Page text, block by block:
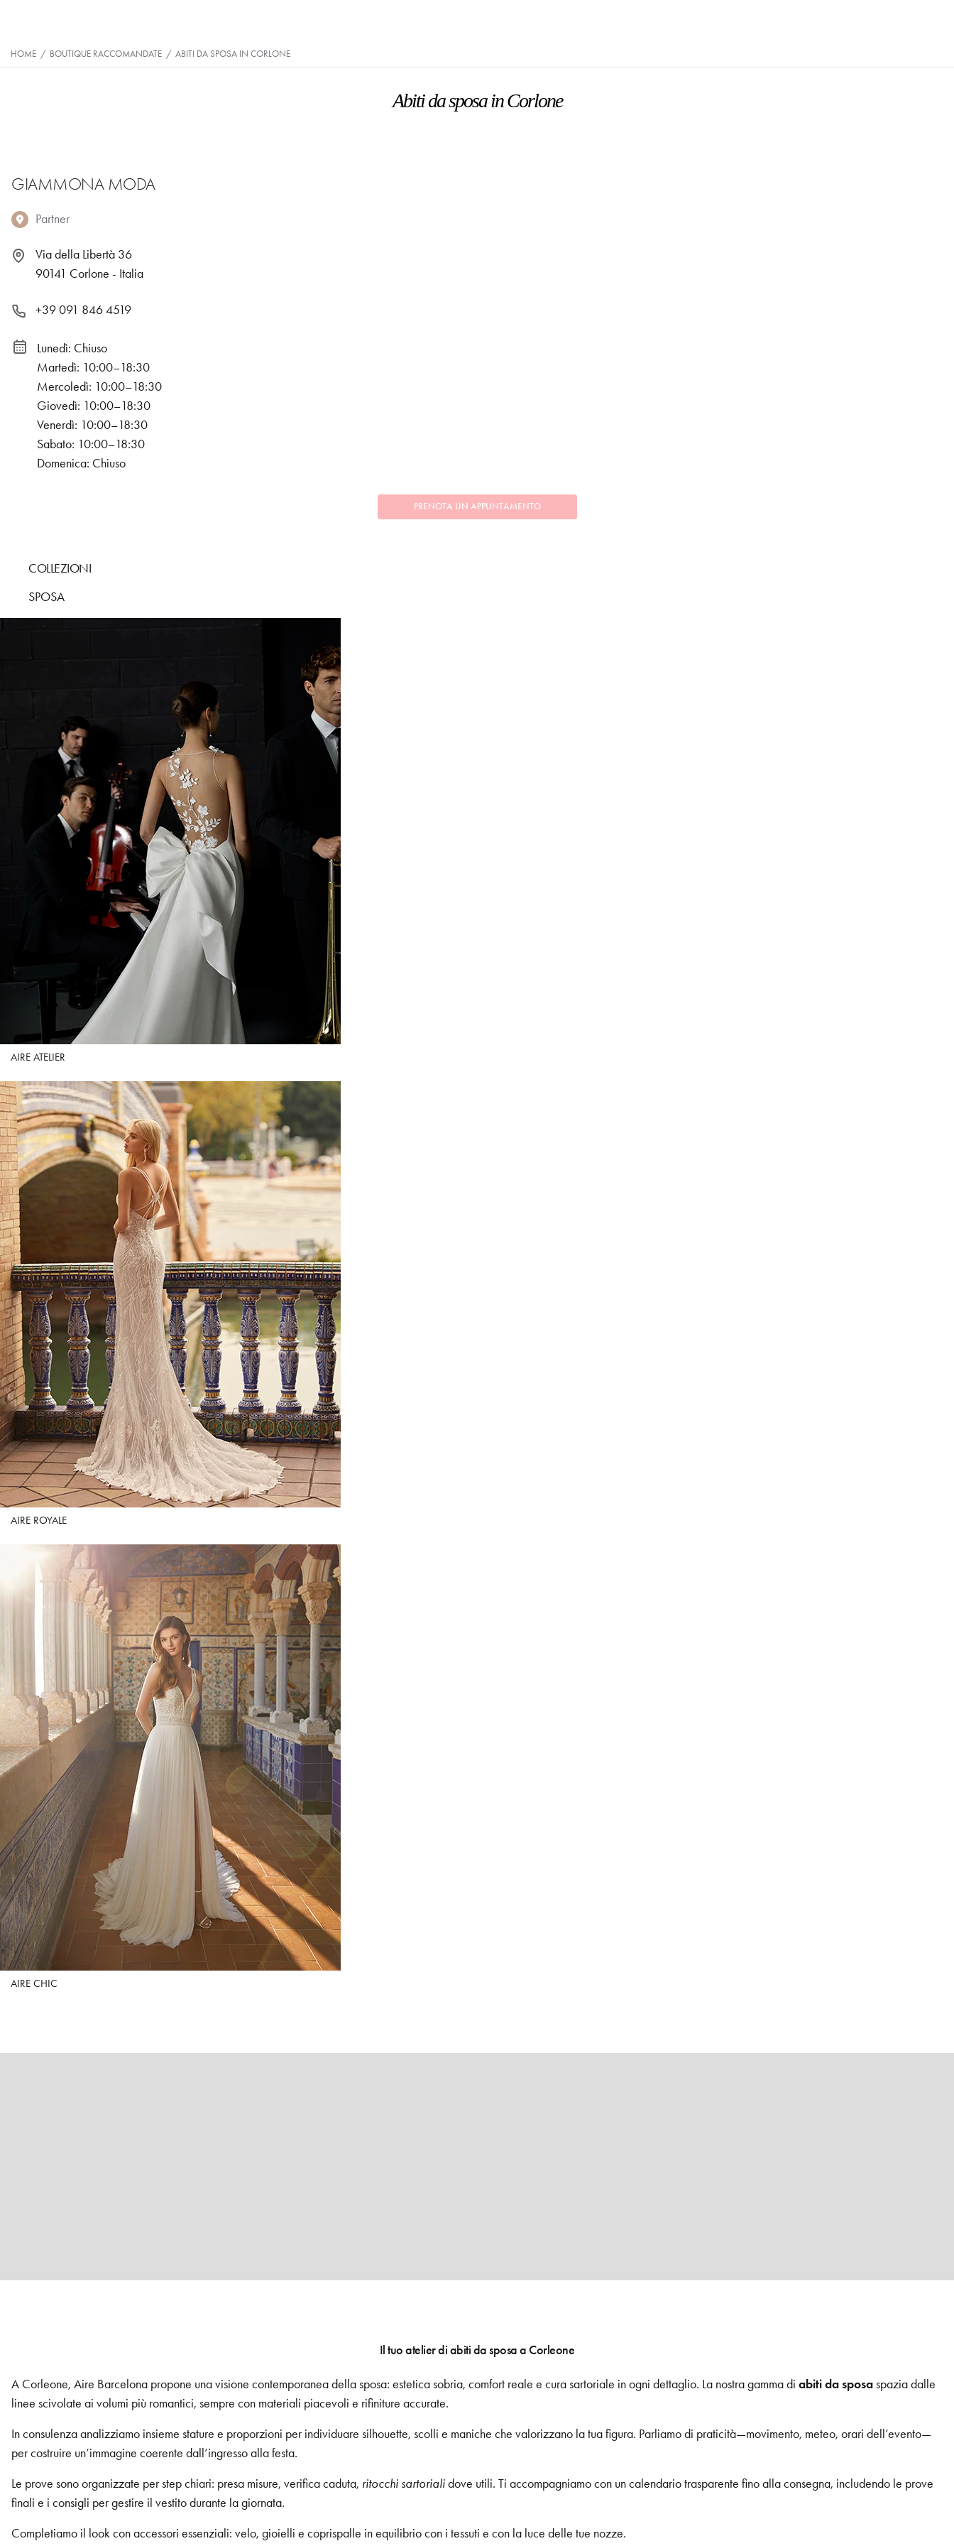
HOME / BOUTIQUE RACCOMANDATE / ABITI DA SPOSA IN CORLONE
Abiti da sposa in Corlone
GIAMMONA MODA
Partner
Via della Libertà 36
90141 Corlone - Italia
+39 091 846 4519
Lunedì: Chiuso
Martedì: 10:00–18:30
Mercoledì: 10:00–18:30
Giovedì: 10:00–18:30
Venerdì: 10:00–18:30
Sabato: 10:00–18:30
Domenica: Chiuso
PRENOTA UN APPUNTAMENTO
COLLEZIONI
SPOSA
AIRE ATELIER
AIRE ROYALE
AIRE CHIC
Il tuo atelier di abiti da sposa a Corleone
A Corleone, Aire Barcelona propone una visione contemporanea della sposa: estetica sobria, comfort reale e cura sartoriale in ogni dettaglio. La nostra gamma di abiti da sposaspazia dalle
linee scivolate ai volumi più romantici, sempre con materiali piacevoli e rifiniture accurate.
In consulenza analizziamo insieme stature e proporzioni per individuare silhouette, scolli e maniche che valorizzano la tua figura. Parliamo di praticità—movimento, meteo, orari dell’evento—
per costruire un’immagine coerente dall’ingresso alla festa.
Le prove sono organizzate per step chiari: presa misure, verifica caduta, ritocchi sartorialidove utili. Ti accompagniamo con un calendario trasparente fino alla consegna, includendo le prove
finali e i consigli per gestire il vestito durante la giornata.
Completiamo il look con accessori essenziali: velo, gioielli e coprispalle in equilibrio con i tessuti e con la luce delle tue nozze.